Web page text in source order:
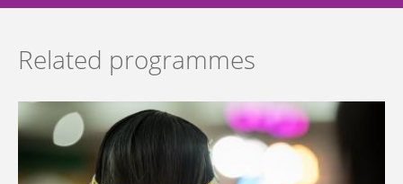
Related programmes